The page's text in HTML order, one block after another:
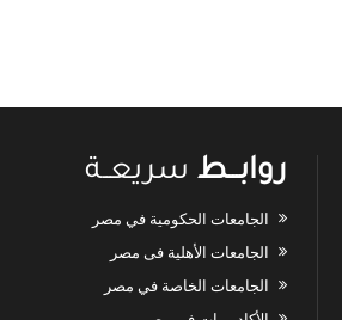
روابـــط سريعــة
الجامعات الحكومية في مصر
الجامعات الأهلية فى مصر
الجامعات الخاصة في مصر